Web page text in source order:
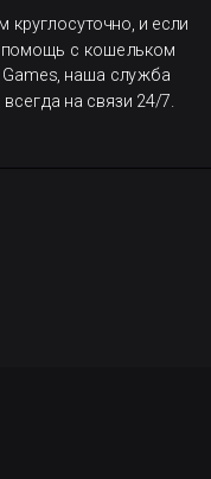
и если
с кошельком
наша служба
на связи 24/7.